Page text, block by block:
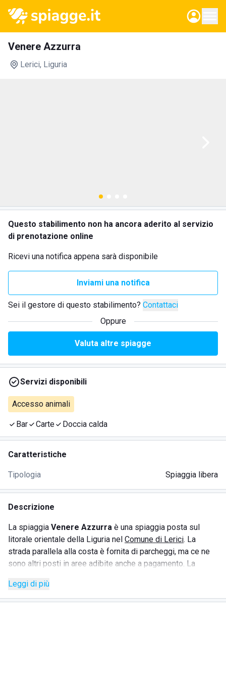
Venere Azzurra
Lerici, Liguria
Questo stabilimento non ha ancora aderito al servizio
di prenotazione online
Ricevi una notifica appena sarà disponibile
Inviami una notifica
Sei il gestore di questo stabilimento? Contattaci
Oppure
Valuta altre spiagge
Servizi disponibili
Accesso animali
Bar Carte Doccia calda
Caratteristiche
Tipologia Spiaggia libera
Descrizione
La spiaggia Venere Azzurra è una spiaggia posta sul
litorale orientale della Liguria nel Comune di Lerici. La
strada parallela alla costa è fornita di parcheggi, ma ce ne
sono altri posti in aree adibite anche a pagamento. La
Sono presenti dei frangiflutti a circa 150 metri dalla riva, ai
quali si può arrivare nuotando. Questo tratto di mare è molto
Leggi di più